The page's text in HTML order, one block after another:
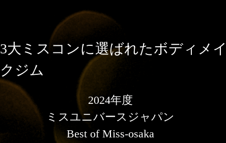
3大ミスコンに選ばれたボディメ
クジム
2024年度
ミスユニバースジャパン
Best of Miss-osaka